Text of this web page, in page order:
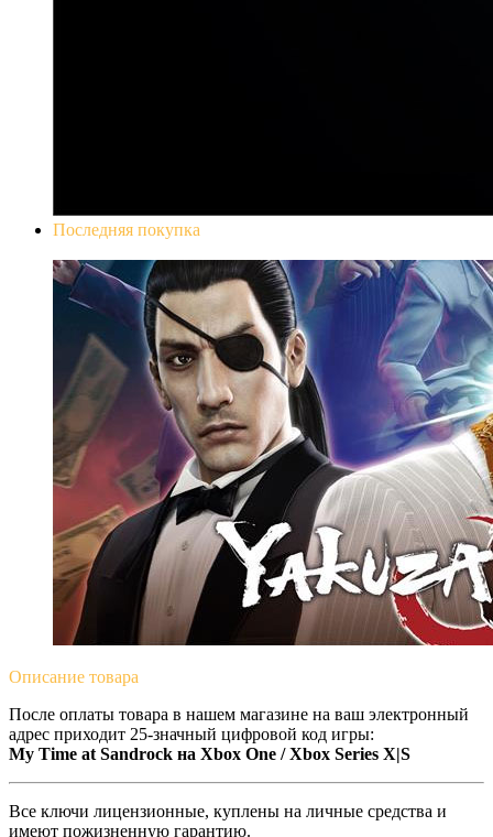
Последняя покупка
Описание товара
После оплаты товара в нашем магазине на ваш электронный
адрес приходит 25-значный цифровой код игры:
My Time at Sandrock на Xbox One / Xbox Series X|S
Все ключи лицензионные, куплены на личные средства и
имеют пожизненную гарантию.